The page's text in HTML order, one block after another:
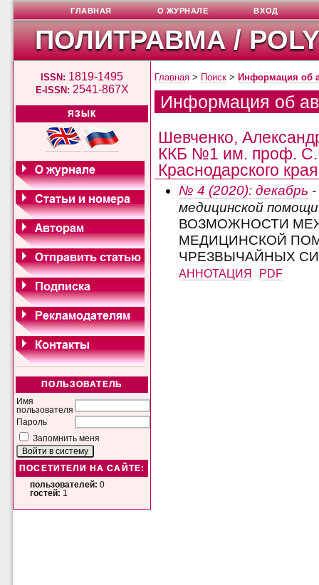
ПОЛИТРАВМА /
ISSN: 1819-1495
E-ISSN: 2541-867X
ЯЗЫК
ПОЛЬЗОВАТЕЛЬ
Имя
пользователя
Пароль
Запомнить меня
ПОСЕТИТЕЛИ НА САЙТЕ:
пользователей: 0
гостей: 1
ГЛАВНАЯ О ЖУРНАЛЕ ВХОД
Главная > Поиск > Информация об
Информация об
Шевченко,
ККБ №1 им. проф.
Краснодарского
№ 4 (2020): декабрь
медицинской помощи
ВОЗМОЖНОСТИ
МЕДИЦИНСКОЙ
ЧРЕЗВЫЧАЙНЫХ
АННОТАЦИЯ PDF